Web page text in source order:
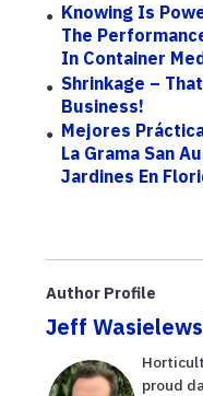
Knowing Is
The
In Container
Shrinkage –
Business!
Mejores
La Grama San
Jardines En
Author Profile
Jeff
proud